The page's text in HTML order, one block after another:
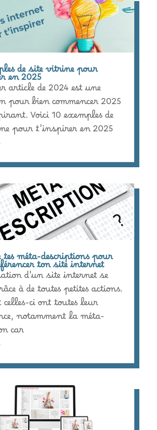
de site vitrine pour
en 2025
article de 2024 est une
pour bien commencer 2025
Voici 10 exemples de
pour t’inspirer en 2025
méta-descriptions pour
ton site internet
d’un site internet se
à de toutes petites actions.
ci ont toutes leur
notamment la méta-
car